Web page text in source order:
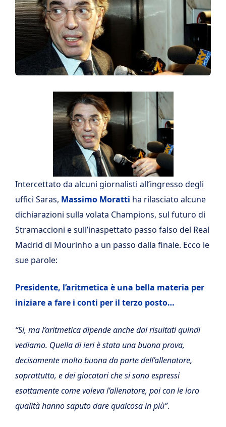
Intercettato da alcuni giornalisti all’ingresso degli
uffici Saras, Massimo Moratti ha rilasciato alcune
dichiarazioni sulla volata Champions, sul futuro di
Stramaccioni e sull’inaspettato passo falso del Real
Madrid di Mourinho a un passo dalla finale. Ecco le
sue parole:
Presidente, l’aritmetica è una bella materia per
iniziare a fare i conti per il terzo posto…
“Si, ma l’aritmetica dipende anche dai risultati quindi
vediamo. Quella di ieri è stata una buona prova,
decisamente molto buona da parte dell’allenatore,
soprattutto, e dei giocatori che si sono espressi
esattamente come voleva l’allenatore, poi con le loro
qualità hanno saputo dare qualcosa in più”.